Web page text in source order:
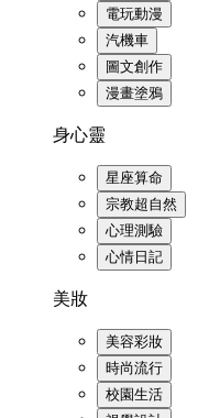
電玩動漫
汽機車
圖文創作
漫畫塗鴉
身心靈
星座算命
宗教超自然
心理測驗
心情日記
美妝
美容彩妝
時尚流行
校園生活